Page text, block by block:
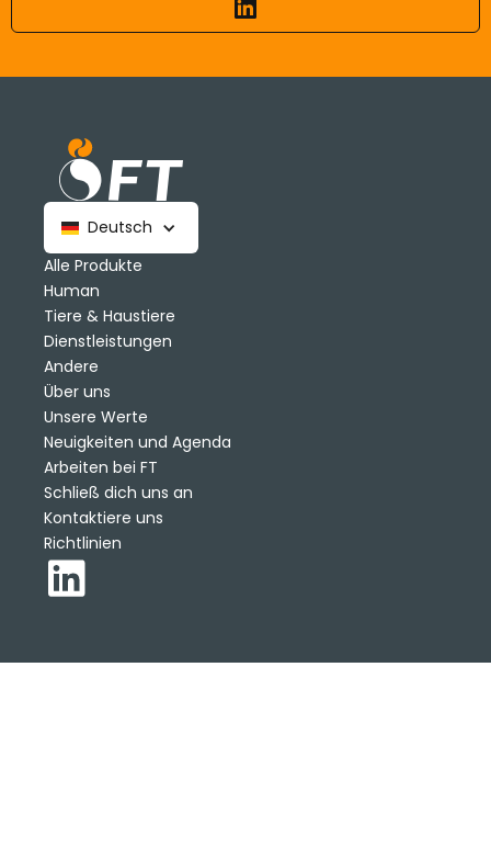
Deutsch
Alle Produkte
Human
Tiere & Haustiere
Dienstleistungen
Andere
Über uns
Unsere Werte
Neuigkeiten und Agenda
Arbeiten bei FT
Schließ dich uns an
Kontaktiere uns
Richtlinien